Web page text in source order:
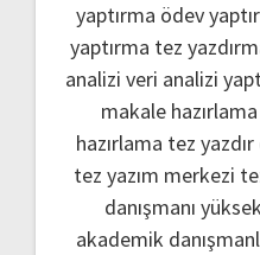
yaptırma ödev
yaptırma tez
analizi veri analizi
makale hazırlama
hazırlama tez yazdır
tez yazım merkezi
danışmanı
akademik